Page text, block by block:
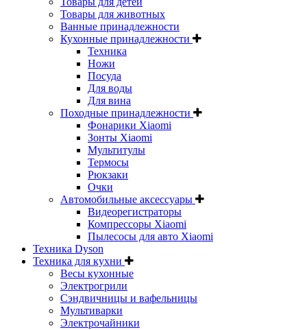
Товары для животных
Ванные принадлежности
Кухонные принадлежности
Техника
Ножи
Посуда
Для воды
Для вина
Походные принадлежности
Фонарики Xiaomi
Зонты Xiaomi
Мультитулы
Термосы
Рюкзаки
Очки
Автомобильные аксессуары
Видеорегистраторы
Компрессоры Xiaomi
Пылесосы для авто Xiaomi
Техника Dyson
Техника для кухни
Весы кухонные
Электрогрили
Сэндвичницы и вафельницы
Мультиварки
Электрочайники